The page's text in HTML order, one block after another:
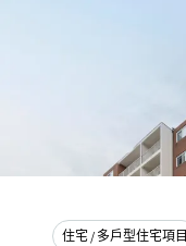
住宅 / 多戶型住宅項目